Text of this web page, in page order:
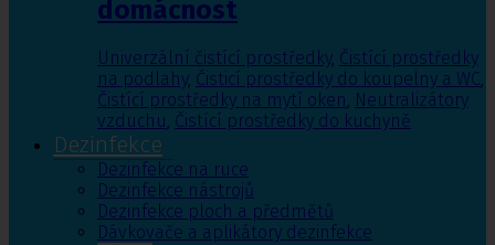
domácnost
Univerzální čistící prostředky, Čistící prostředky
na podlahy, Čisticí prostředky do koupelny a WC,
Čistící prostředky na mytí oken, Neutralizátory
vzduchu, Čistící prostředky do kuchyně
Dezinfekce
Dezinfekce na ruce
Dezinfekce nástrojů
Dezinfekce ploch a předmětů
Dávkovače a aplikátory dezinfekce